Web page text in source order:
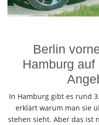
Berlin
Hamburg
In Hamburg gibt es rund
erklärt warum man sie
stehen sieht. Aber das ist